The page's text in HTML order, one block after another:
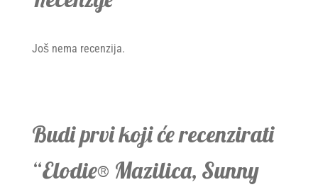
Još nema recenzija.
Budi prvi koji će recenzirati
“Elodie® Mazilica, Sunny